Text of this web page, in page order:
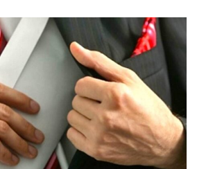
n
o
ss
ni
ki
e
gr
a
m
.R
u
er п
р
а
в
и
т
ь